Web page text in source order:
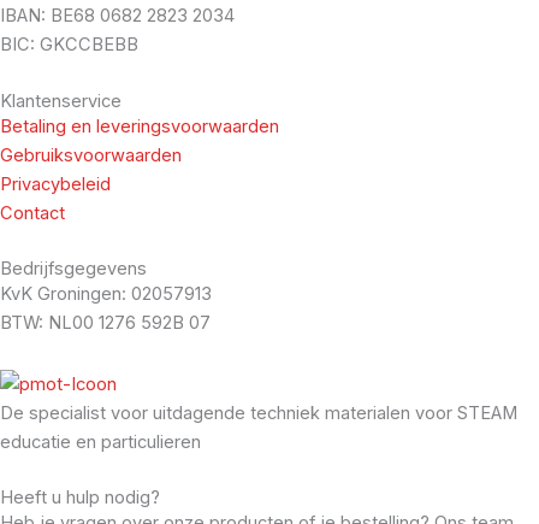
IBAN: BE68 0682 2823 2034
BIC: GKCCBEBB
Klantenservice
Betaling en leveringsvoorwaarden
Gebruiksvoorwaarden
Privacybeleid
Contact
Bedrijfsgegevens
KvK Groningen: 02057913
BTW: NL00 1276 592B 07
De specialist voor uitdagende techniek materialen voor STEAM
educatie en particulieren
Heeft u hulp nodig?